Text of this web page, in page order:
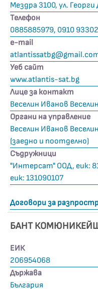
Мездра 3100, ул.
Телефон
0885885979, 0910 93302
е-mail
Уеб сайт
www.atlantis-sat.bg
Лице за контакт
Веселин Иванов
Органи на управление
Веселин Иванов
(заедно и поотделно)
Съдружници
"Интерсат" ООД, еик:
еик: 131090107
Договори за
БАНТ
ЕИК
206954068
Държава
България